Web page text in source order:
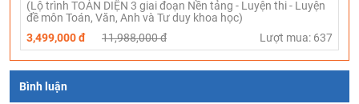
(Lộ trình TOÀN DIỆN 3 giai đoạn Nền tảng - Luyện thi - Luyện
đề môn Toán, Văn, Anh và Tư duy khoa học)
3,499,000 đ
11,988,000 đ Lượt mua: 637
Bình luận